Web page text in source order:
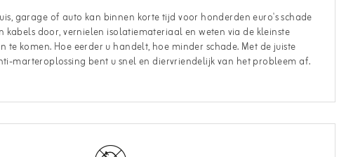
garage of auto kan binnen korte tijd voor honderden euro's schade
kabels door, vernielen isolatiemateriaal en weten via de kleinste
te komen. Hoe eerder u handelt, hoe minder schade. Met de juiste
marteroplossing bent u snel en diervriendelijk van het probleem af.